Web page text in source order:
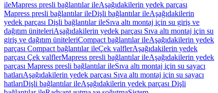
ileMapress presli bağlantılar ileAşağıdakilerin yedek parçası
Mapress presli bağlantılar ileDişli bağlantılar ileAşağıdakilerin
yedek parçası Dişli bağlantılar ileSıva altı montaj için su giriş ve
dağıtım üniteleriAşağıdakilerin yedek parçası Sıva altı montaj için su
giriş ve dağıtım üniteleriCompact bağlantılar ileAşağıdakilerin yedek
parçası Compact bağlantılar ileÇek valflerAşağıdakilerin yedek
parçası Çek valflerMapress presli bağlantılar ileAşağıdakilerin yedek
parçası Mapress presli bağlantılar ileSıva altı montaj için su sayacı
hatlarıAşağıdakilerin yedek parçası Sıva altı montaj için su sayacı
hatlarıDişli bağlantılar ileAşağıdakilerin yedek parçası Dişli